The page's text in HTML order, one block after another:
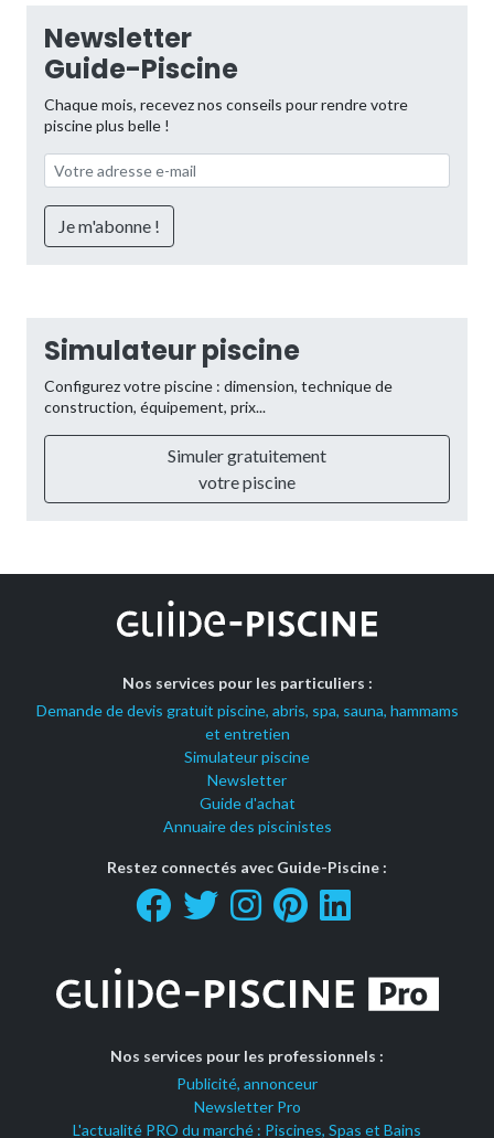
Newsletter
Guide-Piscine
Chaque mois, recevez nos conseils pour rendre votre
piscine plus belle !
Simulateur piscine
Configurez votre piscine : dimension, technique de
construction, équipement, prix...
Simuler gratuitement
votre piscine
Nos services pour les particuliers :
Demande de devis gratuit piscine, abris, spa, sauna, hammams
et entretien
Simulateur piscine
Newsletter
Guide d'achat
Annuaire des piscinistes
Restez connectés avec Guide-Piscine :
Nos services pour les professionnels :
Publicité, annonceur
Newsletter Pro
L'actualité PRO du marché : Piscines, Spas et Bains